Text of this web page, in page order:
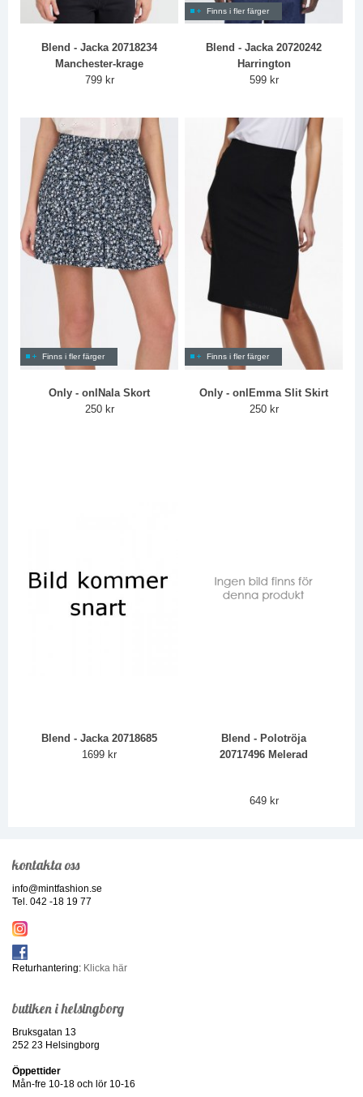
Blend - Jacka 20718234
Manchester-krage
799 kr
Finns i fler färger
Blend - Jacka 20720242
Harrington
599 kr
Finns i fler färger
Only - onlNala Skort
250 kr
Finns i fler färger
Only - onlEmma Slit Skirt
250 kr
Blend - Jacka 20718685
1699 kr
Blend - Polotröja
20717496 Melerad
649 kr
kontakta oss
info@mintfashion.se
Tel. 042 -18 19 77
Returhantering: Klicka här
butiken i helsingborg
Bruksgatan 13
252 23 Helsingborg
Öppettider
Mån-fre 10-18 och lör 10-16